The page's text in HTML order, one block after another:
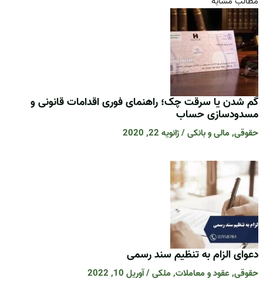
گم شدن یا سرقت چک؛ راهنمای فوری اقدامات قانونی و
مسدودسازی حساب
حقوقی,مالی و بانکی/ژانویه 22, 2020
دعوای الزام به تنظیم سند رسمی
حقوقی,عقود و معاملات,ملکی/آوریل 10, 2022